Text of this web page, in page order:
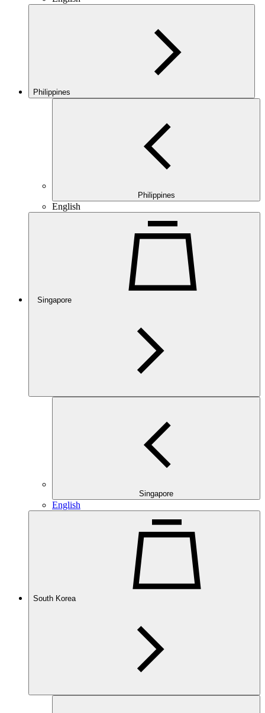
Philippines
Philippines
English
Singapore
Singapore
English
South Korea